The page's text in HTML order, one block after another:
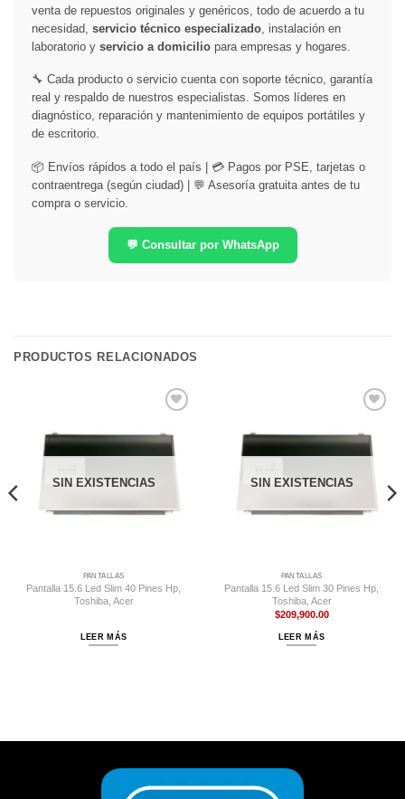
venta de repuestos originales y genéricos, todo de acuerdo a tu
necesidad, servicio técnico especializado , instalación en
laboratorio y servicio a domicilio para empresas y hogares.
🔧 Cada producto o servicio cuenta con soporte técnico, garantía
real y respaldo de nuestros especialistas. Somos líderes en
diagnóstico, reparación y mantenimiento de equipos portátiles y
de escritorio.
📦 Envíos rápidos a todo el país | 💳 Pagos por PSE, tarjetas o
contraentrega (según ciudad) | 💬 Asesoría gratuita antes de tu
compra o servicio.
💬 Consultar por WhatsApp
PRODUCTOS RELACIONADOS
SIN EXISTENCIAS
PANTALLAS
Pantalla 15.6 Led Slim 40 Pines Hp,
Toshiba, Acer
LEER MÁS
SIN EXISTENCIAS
PANTALLAS
Pantalla 15.6 Led Slim 30 Pines Hp,
Toshiba, Acer
$209,900.00
LEER MÁS